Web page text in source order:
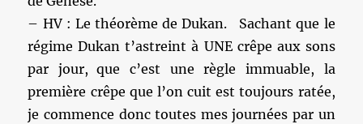
– HV : Le théorème de Dukan. Sachant que le
régime Dukan t’astreint à UNE crêpe aux sons
par jour, que c’est une règle immuable, la
première crêpe que l’on cuit est toujours ratée,
je commence donc toutes mes journées par un